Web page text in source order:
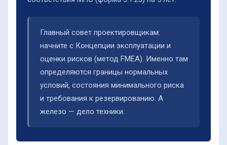
Главный совет проектировщикам:
начните с Концепции эксплуатации и
оценки рисков (метод FMEA). Именно там
определяются границы нормальных
условий, состояния минимального риска
и требования к резервированию. А
железо — дело техники.